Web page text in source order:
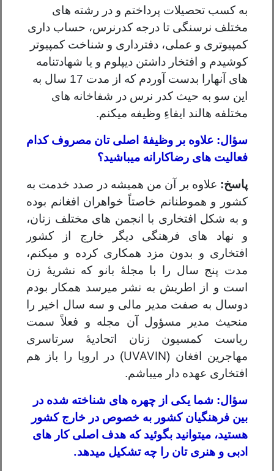
به کسب تحصیلات پرداختم و در رشته های
مختلف نرسنگی تا درجه کدرنرس، حساب داری
کمپیوتری و عملی، دفترداری و شناخت کمپیوتر
کوشیدم و افتخار داشتن دیپلوم و یا شهادتنامه
های آنهارا بدست آوردم که از مدت 17 سال به
این سو به حیث کدر نرس در شفاخانه های
مختلفه هالند ایفاءِ وظیفه میکنم.
سؤال: علاوه بر وظیفۀ اصلی تان مصروف کدام
فعالیت های رضاکارانه میباشید؟
پاسخ: علاوه بر آن من همیشه در صدد خدمت به
کشور و هموطنانم خاصتاً خواهران افغانم بوده
و به شکل افتخاری با انجمن های مختلف زنان،
و نهاد های فرهنگی دیگر خارج از کشور
افتخاری و بدون مزد همکاری کرده و میکنم،
مدت پنج سال را با مجلۀ بانو که نشریۀ زن
است و از اطریش به نشر میرسد همکار بودم
دوسال به صفت مدیر مالی و سه سال اخیر را
منحیث مدیر مسؤول آن مجله و فعلاً سمت
ریاست کمسیون زنان اتحادیۀ سرتاسری
مهاجرین افغان (UVAVIN) در اروپا را باز هم
افتخاری عهده دار میباشم.
سؤال: شما یکی از چهره های شناخته شده در
بین فرهنگیان کشور به خصوص در خارج کشور
هستید، میتوانید بگوئید که هدف اصلی کار های
ادبی و هنری تان را چه تشکیل میدهد.